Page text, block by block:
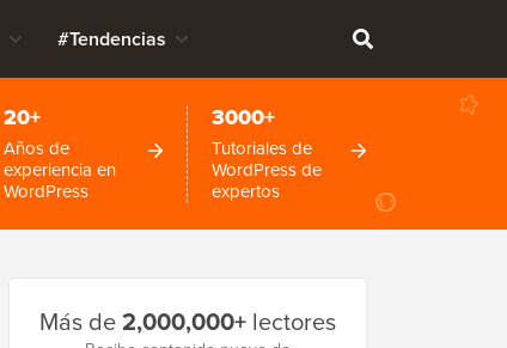
#Tendencias
20+
Años de
experiencia en
WordPress
3000+
Tutoriales de
WordPress de
expertos
Más de2,000,000+ lectores